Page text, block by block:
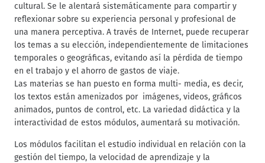
cultural. Se le alentará sistemáticamente para compartir y
reflexionar sobre su experiencia personal y profesional de
una manera perceptiva. A través de Internet, puede recuperar
los temas a su elección, independientemente de limitaciones
temporales o geográficas, evitando así la pérdida de tiempo
en el trabajo y el ahorro de gastos de viaje.
Las materias se han puesto en forma multi- media, es decir,
los textos están amenizados por imágenes, videos, gráficos
animados, puntos de control, etc. La variedad didáctica y la
interactividad de estos módulos, aumentará su motivación.
Los módulos facilitan el estudio individual en relación con la
gestión del tiempo, la velocidad de aprendizaje y la